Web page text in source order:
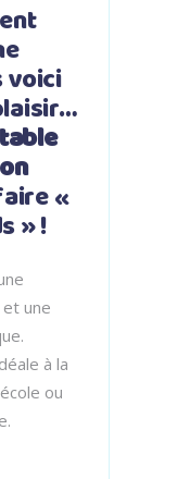
voici
«
» !
une
à la
ou